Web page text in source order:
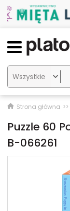

Strona główna
Puzzle 60
B-066261